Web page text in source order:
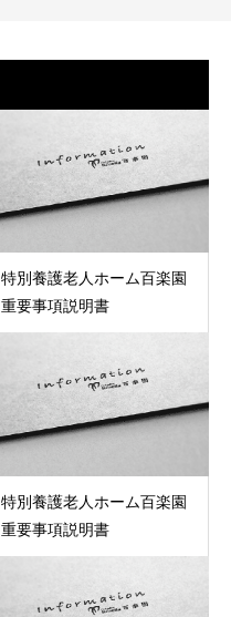
特別養護老人ホーム百楽園
重要事項説明書
特別養護老人ホーム百楽園
重要事項説明書